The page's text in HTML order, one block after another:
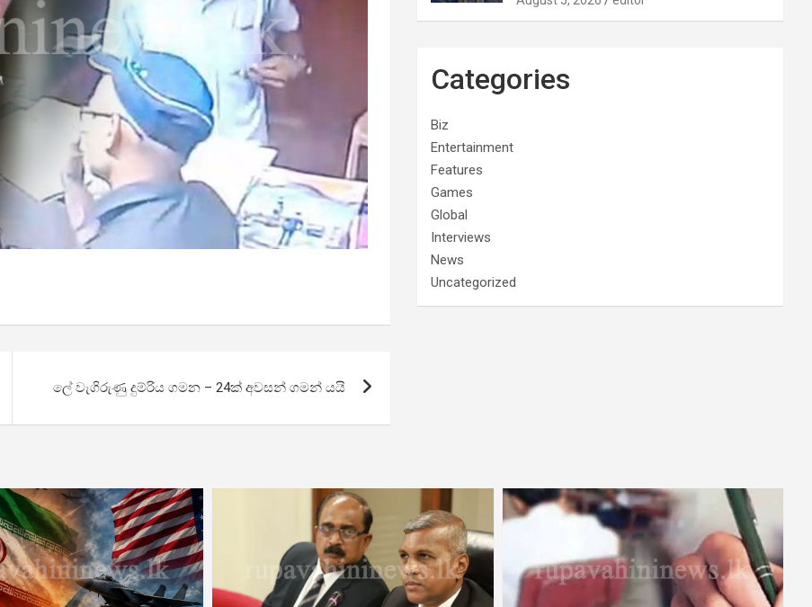
ලේ වැගිරුණු දුම්රිය ගමන – 24ක් අවසන් ගමන් යයි
Categories
Biz
Entertainment
Features
Games
Global
Interviews
News
Uncategorized